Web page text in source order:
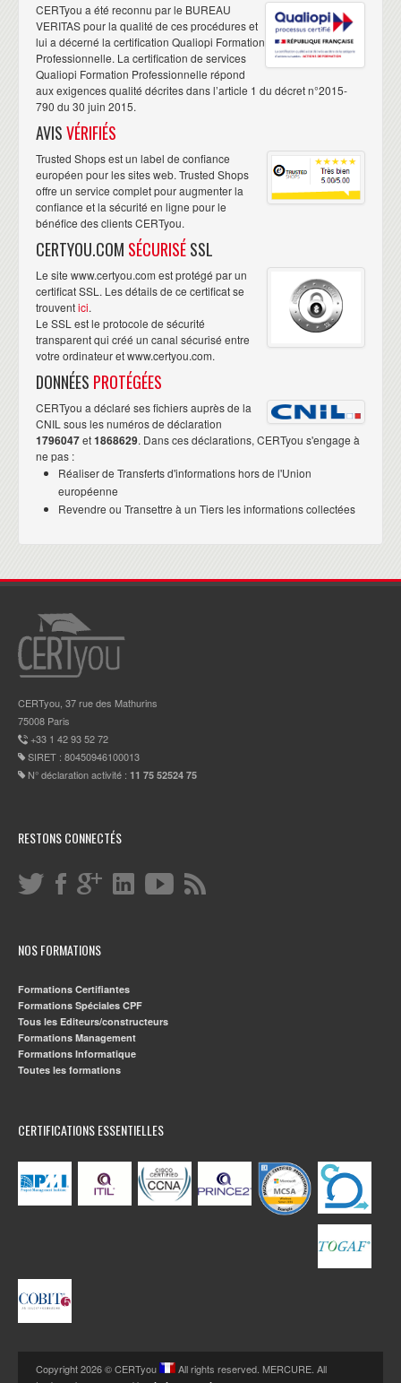
CERTyou a été reconnu par le BUREAU
VERITAS pour la qualité de ces procédures et
lui a décerné la certification Qualiopi Formation
Professionnelle. La certification de services
Qualiopi Formation Professionnelle répond
aux exigences qualité décrites dans l’article 1 du décret n°2015-
790 du 30 juin 2015.
AVISVÉRIFIÉS
Trusted Shops est un label de confiance
européen pour les sites web. Trusted Shops
offre un service complet pour augmenter la
confiance et la sécurité en ligne pour le
bénéfice des clients CERTyou.
CERTYOU.COM SÉCURISÉSSL
Le site www.certyou.com est protégé par un
certificat SSL. Les détails de ce certificat se
trouventici.
Le SSL est le protocole de sécurité
transparent qui créé un canal sécurisé entre
votre ordinateur et www.certyou.com.
DONNÉES PROTÉGÉES
CERTyou a déclaré ses fichiers auprès de la
CNIL sous les numéros de déclaration
1796047et1868629. Dans ces déclarations, CERTyou s'engage à
ne pas :
Réaliser de Transferts d'informations hors de l'Union
européenne
Revendre ou Transettre à un Tiers les informations collectées
CERTyou, 37 rue des Mathurins
75008 Paris
+33 1 42 93 52 72
SIRET : 80450946100013
N° déclaration activité : 11 75 52524 75
RESTONS CONNECTÉS
NOS FORMATIONS
Formations Certifiantes
Formations Spéciales CPF
Tous les Editeurs/constructeurs
Formations Management
Formations Informatique
Toutes les formations
CERTIFICATIONS ESSENTIELLES
Copyright 2026 © CERTyou
All rights reserved. MERCURE. All